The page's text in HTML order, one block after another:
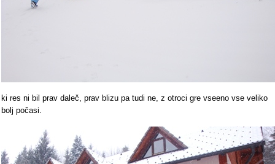
ki res ni bil prav daleč, prav blizu pa tudi ne, z otroci gre vseeno vse veliko
bolj počasi.